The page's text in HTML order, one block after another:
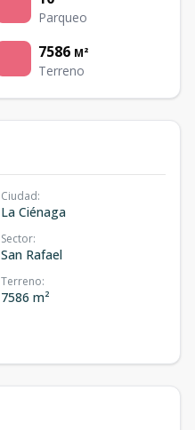
Parqueo
7586 M²
Terreno
Ciudad:
La Ciénaga
Sector:
San Rafael
Terreno:
7586 m²